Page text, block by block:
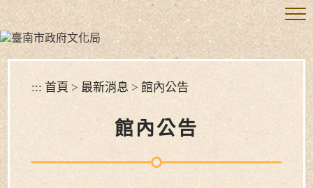
跳
到
主
要
內
容
塊
::: 首頁 > 最新消息 > 館內公告
館內公告